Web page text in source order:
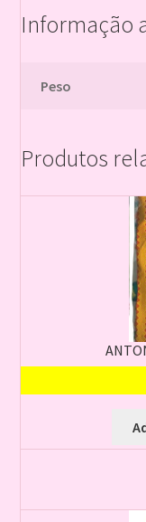
Informação
Peso
Produtos